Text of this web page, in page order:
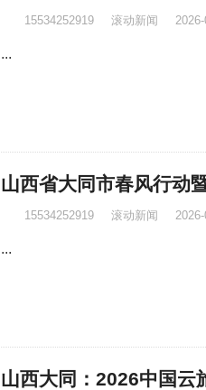
15534252919 滚动新闻
...
山西省大同市春风行动
15534252919 滚动新闻
...
山西大同：2026中国云